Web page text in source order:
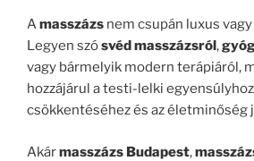
Amasszázs nem csupán luxus
Legyen szósvéd masszázsról ,
vagy bármelyik modern terápiáról,
hozzájárul a testi-lelki
csökkentéséhez és az életminőség
Akármasszázs Budapest,